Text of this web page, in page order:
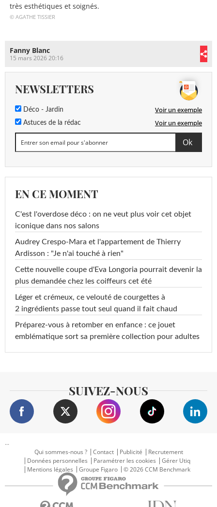
très esthétiques et soignés.
© AGATHE TISSIER
Fanny Blanc
15 mars 2026 20:16
NEWSLETTERS
Déco - Jardin Voir un exemple
Astuces de la rédac Voir un exemple
EN CE MOMENT
C'est l'overdose déco : on ne veut plus voir cet objet
iconique dans nos salons
Audrey Crespo-Mara et l'appartement de Thierry
Ardisson : "Je n'ai touché à rien"
Cette nouvelle coupe d'Eva Longoria pourrait devenir la
plus demandée chez les coiffeurs cet été
Léger et crémeux, ce velouté de courgettes à
2 ingrédients passe tout seul quand il fait chaud
Préparez-vous à retomber en enfance : ce jouet
emblématique sort sa première collection pour adultes
SUIVEZ-NOUS
...
Qui sommes-nous ?
Contact Publicité
Recrutement
Données personnelles
Paramétrer les cookies
Gérer Utiq
Mentions légales
Groupe Figaro © 2026 CCM Benchmark